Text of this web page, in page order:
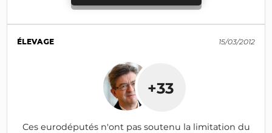
ÉLEVAGE 15/03/2012
+33
Ces eurodéputés n'ont pas soutenu la limitation du